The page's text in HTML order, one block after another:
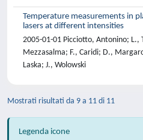
Temperature measurements in
lasers at different intensities
2005-01-01 Picciotto, Antonino; L.,
Mezzasalma; F., Caridi; D.,
Laska; J., Wolowski
Mostrati risultati da 9 a 11 di 11
Legenda icone